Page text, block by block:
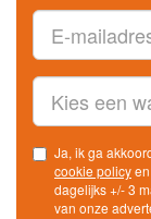
Ja, ik ga
cookie policy
dagelijks +/- 3 mails van MailBeurs met
van onze